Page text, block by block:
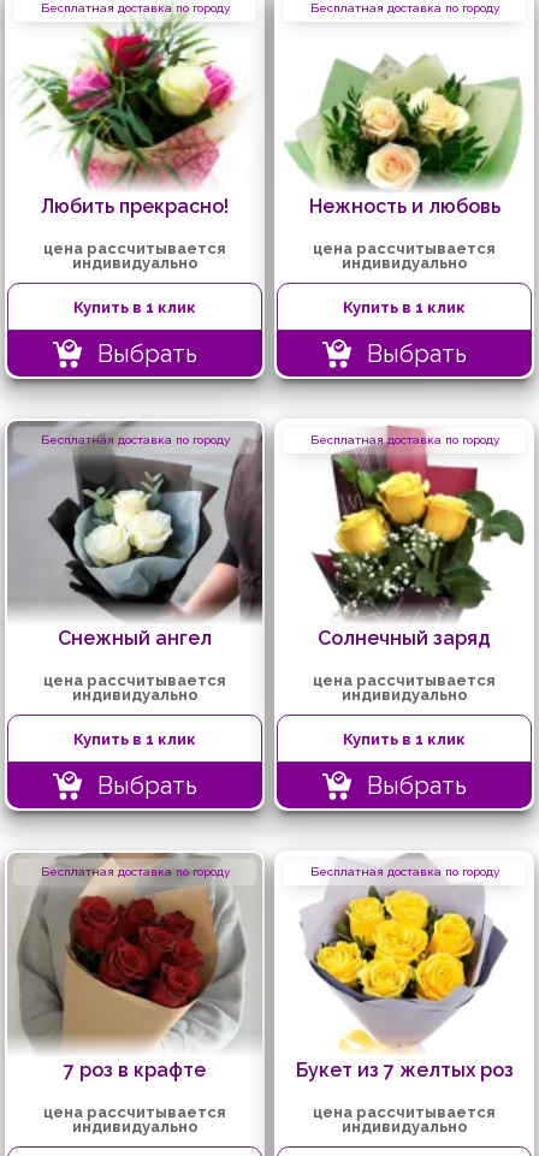
Бесплатная доставка по городу
Любить прекрасно!
цена рассчитывается
индивидуально
Купить в 1 клик
Выбрать
Бесплатная доставка по городу
Нежность и любовь
цена рассчитывается
индивидуально
Купить в 1 клик
Выбрать
Бесплатная доставка по городу
Снежный ангел
цена рассчитывается
индивидуально
Купить в 1 клик
Выбрать
Бесплатная доставка по городу
Солнечный заряд
цена рассчитывается
индивидуально
Купить в 1 клик
Выбрать
Бесплатная доставка по городу
7 роз в крафте
цена рассчитывается
индивидуально
Бесплатная доставка по городу
Букет из 7 желтых роз
цена рассчитывается
индивидуально